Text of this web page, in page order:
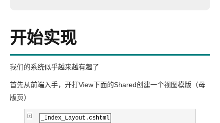
开始实现
我们的系统似乎越来越有趣了
首先从前端入手，开打View下面的Shared创建一个视图模版（母
版页）
_Index_Layout.cshtml